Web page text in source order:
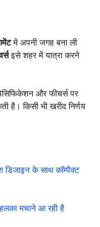
में अपनी जगह बना ली
इसे शहर में यात्रा करने
और फीचर्स पर
है। किसी भी खरीद निर्णय
डिजाइन के साथ कॉम्पैक्ट
मचाने आ रही है